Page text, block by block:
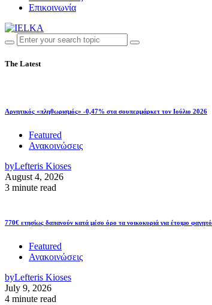
Επικοινωνία
The Latest
Αρνητικός «πληθωρισμός» -0,47% στα σουπερμάρκετ τον Ιούλιο 2026
Featured
Ανακοινώσεις
byLefteris Kioses
August 4, 2026
3 minute read
770€ ετησίως δαπανούν κατά μέσο όρο τα νοικοκυριά για έτοιμο φαγητό
Featured
Ανακοινώσεις
byLefteris Kioses
July 9, 2026
4 minute read